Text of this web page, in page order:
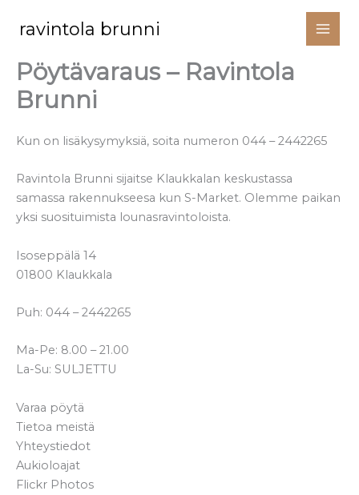
sisältöön
ravintola brunni
Pöytävaraus – Ravintola
Brunni
Kun on lisäkysymyksiä, soita numeron 044 – 2442265
Ravintola Brunni sijaitse Klaukkalan keskustassa
samassa rakennukseesa kun S-Market. Olemme paikan
yksi suosituimista lounasravintoloista.
Isoseppälä 14
01800 Klaukkala
Puh: 044 – 2442265
Ma-Pe: 8.00 – 21.00
La-Su: SULJETTU
Varaa pöytä
Tietoa meistä
Yhteystiedot
Aukioloajat
Flickr Photos